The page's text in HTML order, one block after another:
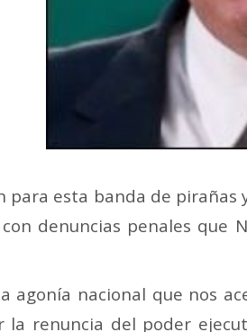
esta banda de pirañas
denuncias penales que
agonía nacional que nos
renuncia del poder